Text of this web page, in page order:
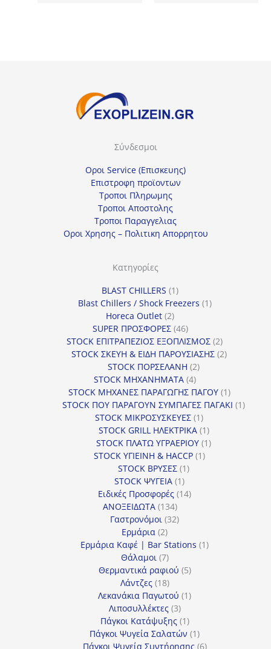
Σύνδεσμοι
Οροι Service (Επισκευης)
Επιστροφη προϊοντων
Τροποι Πληρωμης
Τροποι Αποστολης
Τροποι Παραγγελιας
Οροι Χρησης – Πολιτικη Απορρητου
Κατηγορίες
BLAST CHILLERS 11
προϊόν
Blast Chillers / Shock Freezers 11
Horeca Outlet 22
προϊόντα
SUPER ΠΡΟΣΦΟΡΕΣ 4646
προϊόντα
STOCK ΕΠΙΤΡΑΠΕΖΙΟΣ ΕΞΟΠΛΙΣΜΟΣ 22
προϊόντα
STOCK ΣΚΕΥΗ & ΕΙΔΗ ΠΑΡΟΥΣΙΑΣΗΣ 22
STOCK ΠΟΡΣΕΛΑΝΗ 22
STOCK ΜΗΧΑΝΗΜΑΤΑ 44
προϊόντα
STOCK ΜΗΧΑΝΕΣ ΠΑΡΑΓΩΓΗΣ ΠΑΓΟΥ 11
προϊόν
STOCK ΠΟΥ ΠΑΡΑΓΟΥΝ ΣΥΜΠΑΓΕΣ ΠΑΓΑΚΙ 11
STOCK ΜΙΚΡΟΣΥΣΚΕΥΕΣ 11
προϊόν
STOCK GRILL ΗΛΕΚΤΡΙΚΑ 11
προϊόν
STOCK ΠΛΑΤΩ ΥΓΡΑΕΡΙΟΥ 11
STOCK ΥΓΙΕΙΝΗ & HACCP 11
STOCK ΒΡΥΣΕΣ 11
STOCK ΨΥΓΕΙΑ 11
προϊόν
Ειδικές Προσφορές 1414
ΑΝΟΞΕΙΔΩΤΑ 134134
προϊόντα
Γαστρονόμοι 3232
Ερμάρια 22
προϊόντα
Ερμάρια Καφέ | Bar Stations 11
Θάλαμοι 77
προϊόντα
Θερμαντικά ραφιού 55
Λάντζες 1818
προϊόντα
Λεκανάκια Παγωτού 11
Λιποσυλλέκτες 33
προϊόντα
Πάγκοι Κατάψυξης 11
προϊόν
Πάγκοι Ψυγεία Σαλατών 11
προϊόν
Πάγκοι Ψυγεία Συντήρησης 66